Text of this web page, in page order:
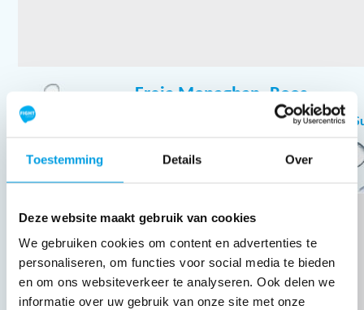
Toestemming Details Over
Deze website maakt gebruik van cookies
We gebruiken cookies om content en advertenties te
personaliseren, om functies voor social media te bieden
en om ons websiteverkeer te analyseren. Ook delen we
informatie over uw gebruik van onze site met onze
Freia Monaghan- Roos
Mooie actie. Ik hoop dat t eind bedrag wordt gehaald.